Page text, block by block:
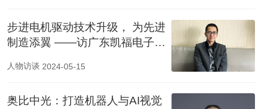
步进电机驱动技术升级， 为先进
制造添翼 ——访广东凯福电子科
人物访谈 2024-05-15
奥比中光：打造机器人与AI视觉